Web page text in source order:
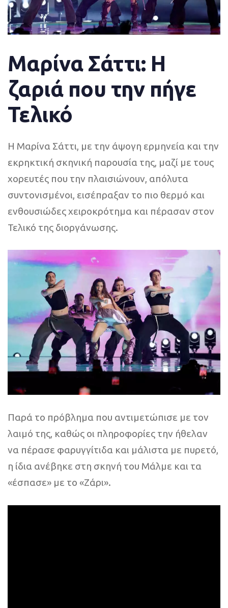
Μαρίνα Σάττι: Η
ζαριά που την πήγε
Τελικό
Η Μαρίνα Σάττι, με την άψογη ερμηνεία και την
εκρηκτική σκηνική παρουσία της, μαζί με τους
χορευτές που την πλαισιώνουν, απόλυτα
συντονισμένοι, εισέπραξαν το πιο θερμό και
ενθουσιώδες χειροκρότημα και πέρασαν στον
Τελικό της διοργάνωσης.
Παρά το πρόβλημα που αντιμετώπισε με τον
λαιμό της, καθώς οι πληροφορίες την ήθελαν
να πέρασε φαρυγγίτιδα και μάλιστα με πυρετό,
η ίδια ανέβηκε στη σκηνή του Μάλμε και τα
«έσπασε» με το «Ζάρι».